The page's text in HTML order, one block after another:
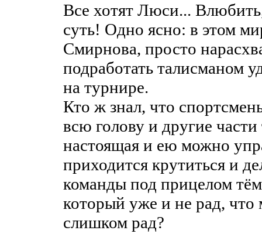
Все хотят Люси...
суть! Одно ясно: в этом
Смирнова, просто
подработать талисманом
на турнире.
Кто ж знал, что
всю голову и другие
настоящая и ею можно
приходится крутиться и
команды под прицелом
который уже и не рад,
слишком рад?